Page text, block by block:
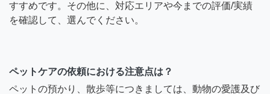
すすめです。その他に、対応エリアや今までの評価/実績
を確認して、選んでください。
ペットケアの依頼における注意点は？
ペットの預かり、散歩等につきましては、動物の愛護及び